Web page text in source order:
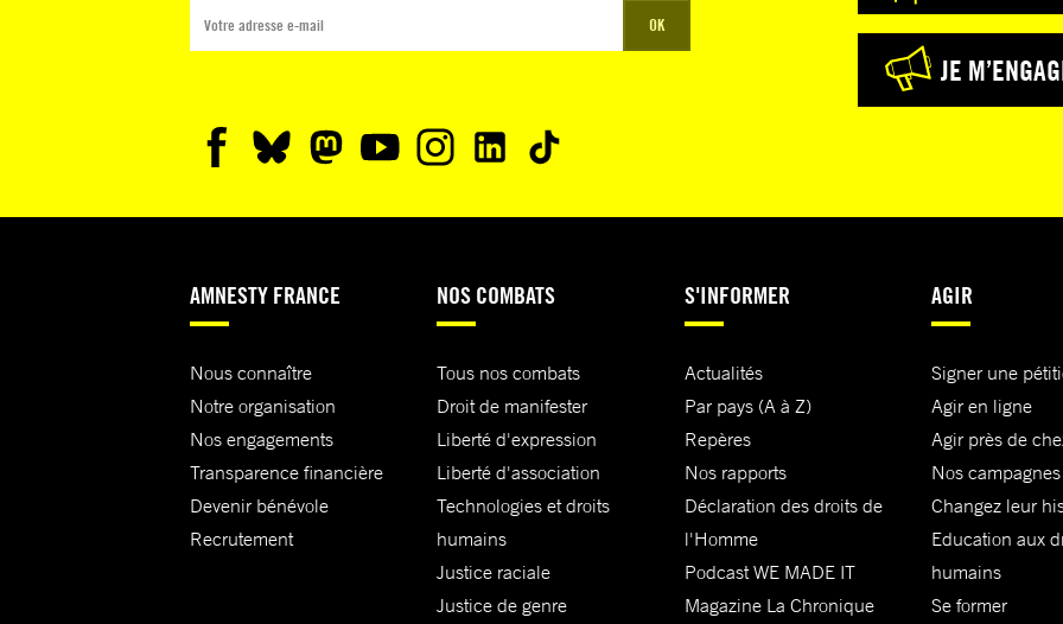
OK
JE
AMNESTY FRANCE
Nous connaître
Notre organisation
Nos engagements
Transparence financière
Devenir bénévole
Recrutement
NOS COMBATS
Tous nos combats
Droit de manifester
Liberté d'expression
Liberté d'association
Technologies et droits
humains
Justice raciale
Justice de genre
S'INFORMER
Actualités
Par pays (A à Z)
Repères
Nos rapports
Déclaration des droits de
l'Homme
Podcast WE MADE IT
Magazine La Chronique
AGIR
Signer une
Agir en ligne
Agir près de
Nos campagnes
Changez leur
Education aux
humains
Se former